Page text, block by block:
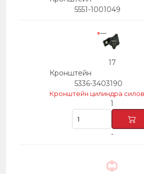
5551-1001049
17
Кронштейн
5336-3403190
Кронштейн цилиндра
1
-